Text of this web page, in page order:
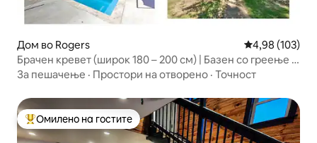
Дом во Rogers Просечна
4,98 (103)
Брачен кревет (широк 180 – 200 см) | Базен со греење |
0,2 милји од центарот на Роџерс
За пешачење · Простори на отворено · Точност
Меѓу најуспешните „Омилени на гостите“
Омилено на гостите